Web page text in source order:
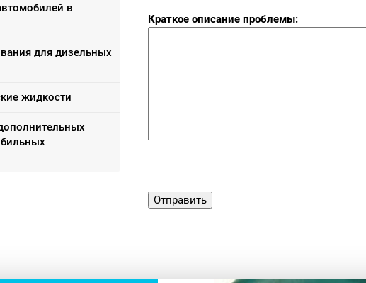
в
для дизельных
жидкости
Краткое описание проблемы: